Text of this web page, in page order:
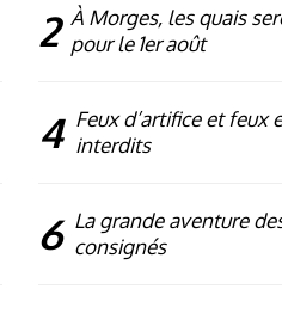
2 À Morges, les quais
pour le 1er août
4 Feux d’artifice et feux
interdits
6 La grande aventure
consignés